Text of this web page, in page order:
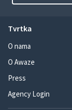
Tvrtka
O nama
O Awaze
Press
Agency Login